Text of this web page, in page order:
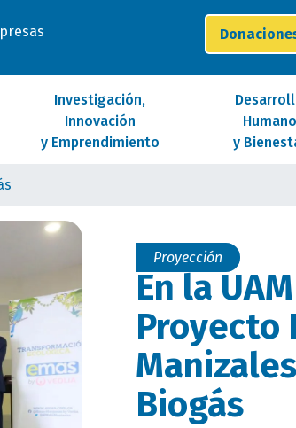
Investigación,
Innovación
y Emprendimiento
Humano
y
Proyección
En la
Proyecto
Biogás